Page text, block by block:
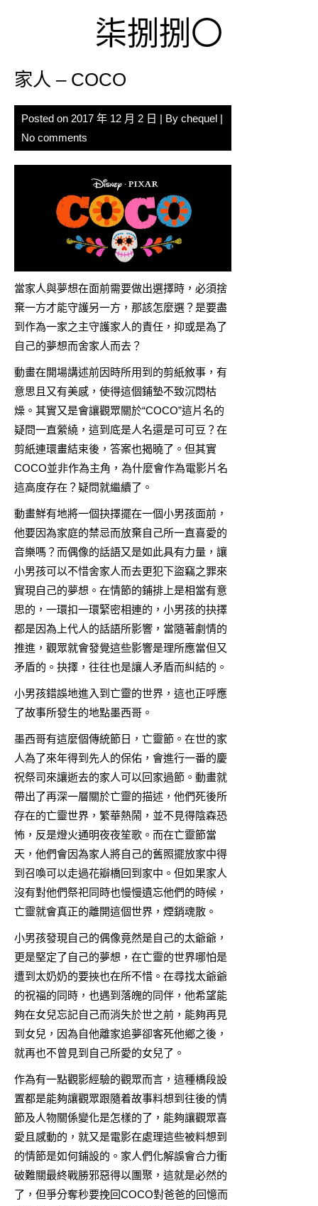
柒捌捌〇
家人 – COCO
Posted on 2017 年 12 月 2 日 | By chequel |
No comments
當家人與夢想在面前需要做出選擇時，必須捨
棄一方才能守護另一方，那該怎麼選？是要盡
到作為一家之主守護家人的責任，抑或是為了
自己的夢想而舍家人而去？
動畫在開場講述前因時所用到的剪紙敘事，有
意思且又有美感，使得這個鋪墊不致沉悶枯
燥。其實又是會讓觀眾關於“COCO”這片名的
疑問一直縈繞，這到底是人名還是可可豆？在
剪紙連環畫結束後，答案也揭曉了。但其實
COCO並非作為主角，為什麼會作為電影片名
這高度存在？疑問就繼續了。
動畫鮮有地將一個抉擇擺在一個小男孩面前，
他要因為家庭的禁忌而放棄自己所一直喜愛的
音樂嗎？而偶像的話語又是如此具有力量，讓
小男孩可以不惜舍家人而去更犯下盜竊之罪來
實現自己的夢想。在情節的鋪排上是相當有意
思的，一環扣一環緊密相連的，小男孩的抉擇
都是因為上代人的話語所影響，當隨著劇情的
推進，觀眾就會發覺這些影響是理所應當但又
矛盾的。抉擇，往往也是讓人矛盾而糾結的。
小男孩錯誤地進入到亡靈的世界，這也正呼應
了故事所發生的地點墨西哥。
墨西哥有這麼個傳統節日，亡靈節。在世的家
人為了來年得到先人的保佑，會進行一番的慶
祝祭司來讓逝去的家人可以回家過節。動畫就
帶出了再深一層關於亡靈的描述，他們死後所
存在的亡靈世界，繁華熱鬧，並不見得陰森恐
怖，反是燈火通明夜夜笙歌。而在亡靈節當
天，他們會因為家人將自己的舊照擺放家中得
到召喚可以走過花瓣橋回到家中。但如果家人
沒有對他們祭祀同時也慢慢遺忘他們的時候，
亡靈就會真正的離開這個世界，煙銷魂散。
小男孩發現自己的偶像竟然是自己的太爺爺，
更是堅定了自己的夢想，在亡靈的世界哪怕是
遭到太奶奶的要挾也在所不惜。在尋找太爺爺
的祝福的同時，也遇到落魄的同伴，他希望能
夠在女兒忘記自己而消失於世之前，能夠再見
到女兒，因為自他離家追夢卻客死他鄉之後，
就再也不曾見到自己所愛的女兒了。
作為有一點觀影經驗的觀眾而言，這種橋段設
置都是能夠讓觀眾跟隨着故事料想到往後的情
節及人物關係變化是怎樣的了，能夠讓觀眾喜
愛且感動的，就又是電影在處理這些被料想到
的情節是如何鋪設的。家人們化解誤會合力衝
破難關最終戰勝邪惡得以團聚，這就是必然的
了，但爭分奪秒要挽回COCO對爸爸的回憶而